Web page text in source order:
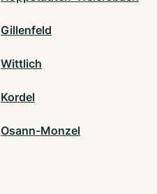
Gillenfeld
Wittlich
Kordel
Osann-Monzel